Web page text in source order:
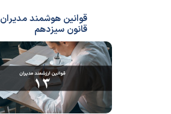
قوانین هوشمند مدیران
قانون سیزدهم